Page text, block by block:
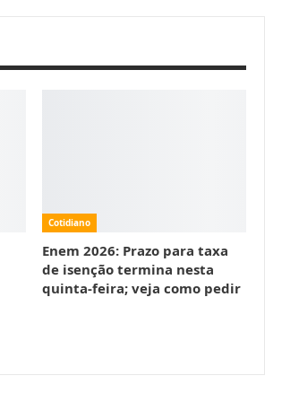
Cotidiano
Enem 2026: Prazo para taxa
de isenção termina nesta
quinta-feira; veja como pedir